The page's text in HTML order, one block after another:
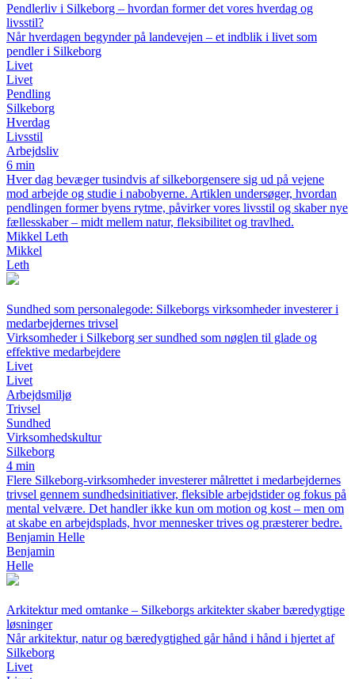
Pendlerliv i Silkeborg – hvordan former det vores hverdag og
livsstil?
Når hverdagen begynder på landevejen – et indblik i livet som
pendler i Silkeborg
Livet
Livet
Pendling
Silkeborg
Hverdag
Livsstil
Arbejdsliv
6 min
Hver dag bevæger tusindvis af silkeborgensere sig ud på vejene
mod arbejde og studie i nabobyerne. Artiklen undersøger, hvordan
pendlingen former byens rytme, påvirker vores livsstil og skaber nye
fællesskaber – midt mellem natur, fleksibilitet og travlhed.
Mikkel Leth
Mikkel
Leth
Sundhed som personalegode: Silkeborgs virksomheder investerer i
medarbejdernes trivsel
Virksomheder i Silkeborg ser sundhed som nøglen til glade og
effektive medarbejdere
Livet
Livet
Arbejdsmiljø
Trivsel
Sundhed
Virksomhedskultur
Silkeborg
4 min
Flere Silkeborg-virksomheder investerer målrettet i medarbejdernes
trivsel gennem sundhedsinitiativer, fleksible arbejdstider og fokus på
mental velvære. Det handler ikke kun om motion og kost – men om
at skabe en arbejdsplads, hvor mennesker trives og præsterer bedre.
Benjamin Helle
Benjamin
Helle
Arkitektur med omtanke – Silkeborgs arkitekter skaber bæredygtige
løsninger
Når arkitektur, natur og bæredygtighed går hånd i hånd i hjertet af
Silkeborg
Livet